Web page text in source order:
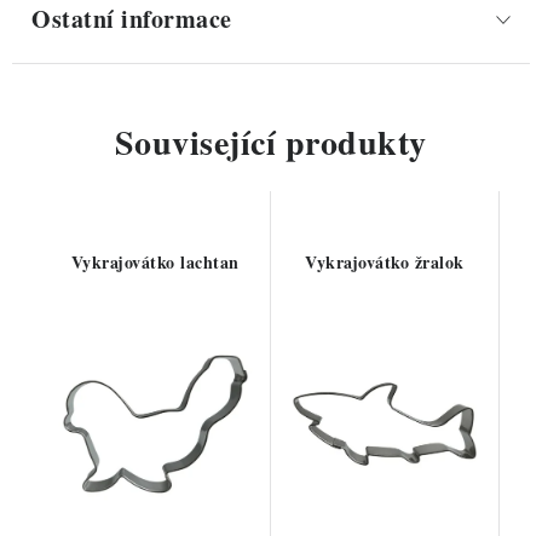
Ostatní informace
Související produkty
Vykrajovátko lachtan Vykrajovátko žralok